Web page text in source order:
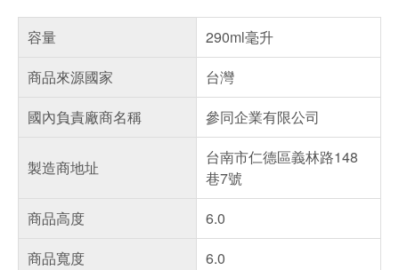
容量
290ml毫升
商品來源國家
台灣
國內負責廠商名稱
參同企業有限公司
製造商地址
台南市仁德區義林路148
巷7號
商品高度
6.0
商品寬度
6.0